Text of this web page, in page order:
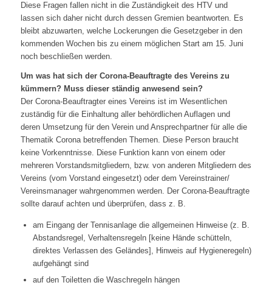
Diese Fragen fallen nicht in die Zuständigkeit des HTV und
lassen sich daher nicht durch dessen Gremien beantworten. Es
bleibt abzuwarten, welche Lockerungen die Gesetzgeber in den
kommenden Wochen bis zu einem möglichen Start am 15. Juni
noch beschließen werden.
Um was hat sich der Corona-Beauftragte des Vereins zu
kümmern? Muss dieser ständig anwesend sein?
Der Corona-Beauftragter eines Vereins ist im Wesentlichen
zuständig für die Einhaltung aller behördlichen Auflagen und
deren Umsetzung für den Verein und Ansprechpartner für alle die
Thematik Corona betreffenden Themen. Diese Person braucht
keine Vorkenntnisse. Diese Funktion kann von einem oder
mehreren Vorstandsmitgliedern, bzw. von anderen Mitgliedern des
Vereins (vom Vorstand eingesetzt) oder dem Vereinstrainer/
Vereinsmanager wahrgenommen werden. Der Corona-Beauftragte
sollte darauf achten und überprüfen, dass z. B.
am Eingang der Tennisanlage die allgemeinen Hinweise (z. B.
Abstandsregel, Verhaltensregeln [keine Hände schütteln,
direktes Verlassen des Geländes], Hinweis auf Hygieneregeln)
aufgehängt sind
auf den Toiletten die Waschregeln hängen